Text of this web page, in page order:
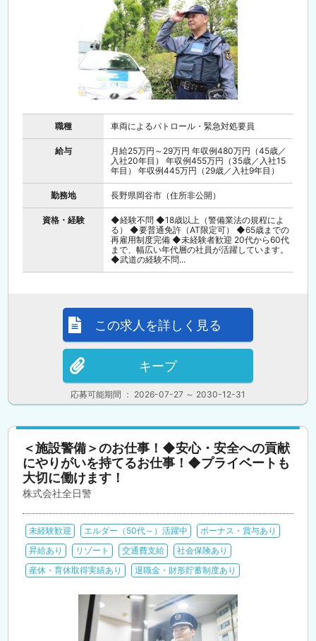
職種 車両によるパトロール・緊急対処要員
給与
月給25万円～29万円 年収例480万円（45歳／
入社20年目） 年収例455万円（35歳／入社15
年目） 年収例445万円（29歳／入社9年目）
勤務地 長野県岡谷市（住所非公開）
資格・経験
◆経験不問 ◆18歳以上（警備業法の規程によ
る） ◆要普通免許（AT限定可） ◆65歳までの
再雇用制度完備 ◆未経験者歓迎 20代から60代
まで、幅広い年代層の社員が活躍しています。
◆武道の経験不問...
応募可能期間 ： 2026-07-27 ～ 2030-12-31
この求人を詳しく見る
キープ
＜施設警備＞のお仕事！◆安心・安全への貢献
にやりがいを持てるお仕事！◆プライベートも
大切に働けます！
株式会社全日警
未経験歓迎 エルダー（50代～）活躍中
ボーナス・賞与あり
昇給あり
リゾート 交通費支給
社会保険あり
産休・育休取得実績あり
退職金・財形貯蓄制度あり